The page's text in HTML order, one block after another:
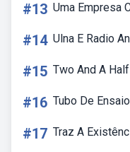
#13 Uma Empresa
#14 Ulna E Radio
#15 Two And A
#16 Tubo De
#17 Traz A